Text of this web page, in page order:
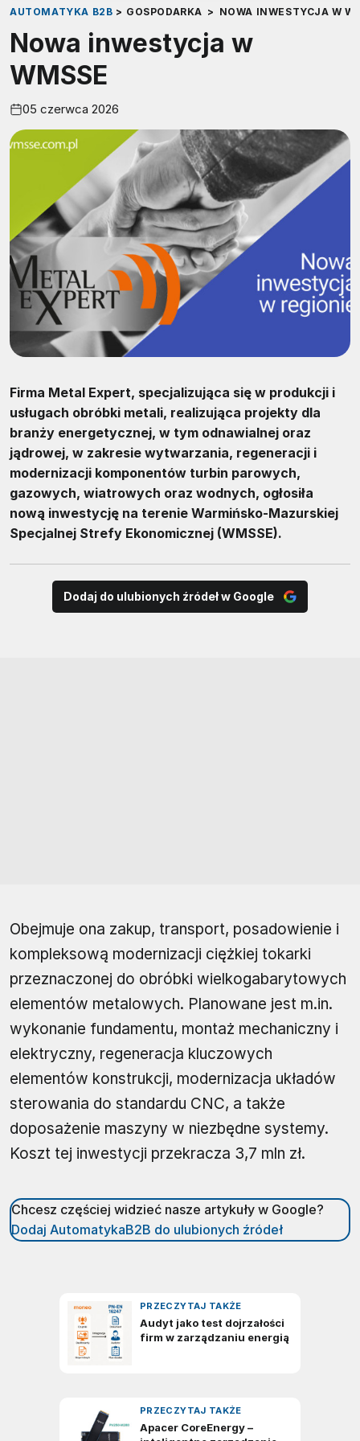
AUTOMATYKA B2B > GOSPODARKA > NOWA INWESTYCJA W
Nowa inwestycja w
WMSSE
05 czerwca 2026
Firma Metal Expert, specjalizująca się w produkcji i
usługach obróbki metali, realizująca projekty dla
branży energetycznej, w tym odnawialnej oraz
jądrowej, w zakresie wytwarzania, regeneracji i
modernizacji komponentów turbin parowych,
gazowych, wiatrowych oraz wodnych, ogłosiła
nową inwestycję na terenie Warmińsko-Mazurskiej
Specjalnej Strefy Ekonomicznej (WMSSE).
Dodaj do ulubionych źródeł w Google
Obejmuje ona zakup, transport, posadowienie i
kompleksową modernizacji ciężkiej tokarki
przeznaczonej do obróbki wielkogabarytowych
elementów metalowych. Planowane jest m.in.
wykonanie fundamentu, montaż mechaniczny i
elektryczny, regeneracja kluczowych
elementów konstrukcji, modernizacja układów
sterowania do standardu CNC, a także
doposażenie maszyny w niezbędne systemy.
Koszt tej inwestycji przekracza 3,7 mln zł.
Chcesz częściej widzieć nasze artykuły w Google?
Dodaj AutomatykaB2B do ulubionych źródeł